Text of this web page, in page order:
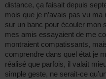
distance, ça faisait depuis
mois que je n’avais pas vu
sur un banc pour écouler mon
mes amis essayaient de me
montraient compatissants,
comprendre dans quel état je
réalisé que parfois, il valait
simple geste, ne serait-ce